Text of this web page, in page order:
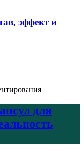
эффект и
для